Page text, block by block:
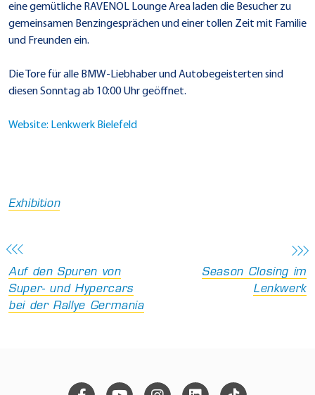
eine gemütliche RAVENOL Lounge Area laden die Besucher zu
gemeinsamen Benzingesprächen und einer tollen Zeit mit Familie
und Freunden ein.
Die Tore für alle BMW-Liebhaber und Autobegeisterten sind
diesen Sonntag ab 10:00 Uhr geöffnet.
Website: Lenkwerk Bielefeld
Exhibition
Auf den Spuren von
Super- und Hypercars
bei der Rallye Germania
Season Closing im
Lenkwerk